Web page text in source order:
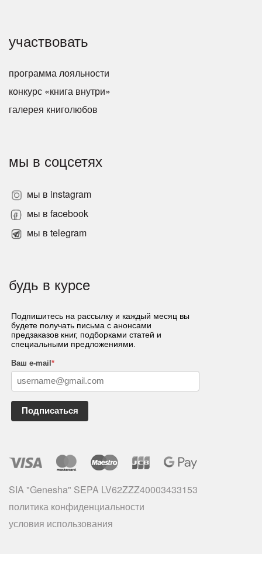
участвовать
программа лояльности
конкурс «книга внутри»
галерея книголюбов
мы в соцсетях
мы в instagram
мы в facebook
мы в telegram
будь в курсе
Подпишитесь на рассылку и каждый месяц вы
будете получать письма с анонсами
предзаказов книг, подборками статей и
специальными предложениями.
Ваш e-mail*
Подписаться
SIA "Genesha" SEPA LV62ZZZ40003433153
политика конфиденциальности
условия использования